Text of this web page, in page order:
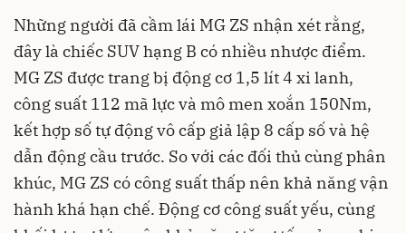
Những người đã cầm lái MG ZS nhận xét rằng,
đây là chiếc SUV hạng B có nhiều nhược điểm.
MG ZS được trang bị động cơ 1,5 lít 4 xi lanh,
công suất 112 mã lực và mô men xoắn 150Nm,
kết hợp số tự động vô cấp giả lập 8 cấp số và hệ
dẫn động cầu trước. So với các đối thủ cùng phân
khúc, MG ZS có công suất thấp nên khả năng vận
hành khá hạn chế. Động cơ công suất yếu, cùng